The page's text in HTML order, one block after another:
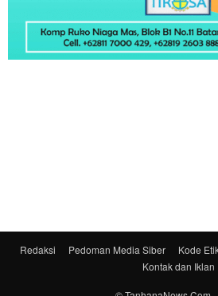
Redaksi Pedoman Media Siber Kode
Kontak dan Iklan